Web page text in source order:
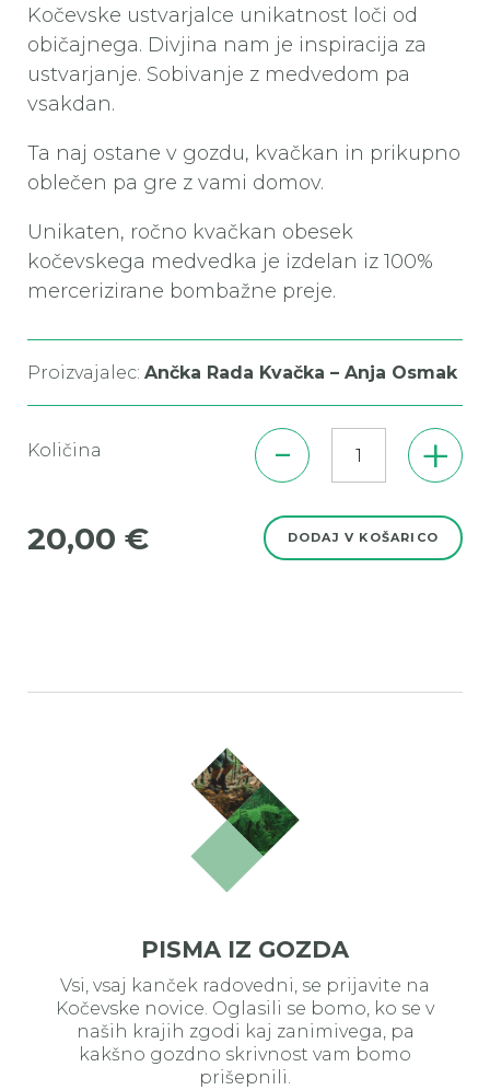
Kočevske ustvarjalce unikatnost loči od
običajnega. Divjina nam je inspiracija za
ustvarjanje. Sobivanje z medvedom pa
vsakdan.
Ta naj ostane v gozdu, kvačkan in prikupno
oblečen pa gre z vami domov.
Unikaten, ročno kvačkan obesek
kočevskega medvedka je izdelan iz 100%
mercerizirane bombažne preje.
Proizvajalec: Ančka Rada Kvačka – Anja Osmak
Količina +
-
20,00 € DODAJ V KOŠARICO
PISMA IZ GOZDA
Vsi, vsaj kanček radovedni, se prijavite na
Kočevske novice. Oglasili se bomo, ko se v
naših krajih zgodi kaj zanimivega, pa
kakšno gozdno skrivnost vam bomo
prišepnili.